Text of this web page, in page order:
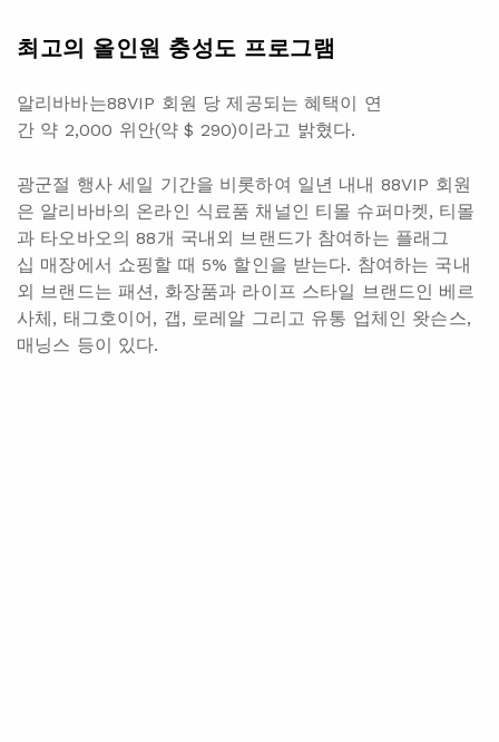
최고의 올인원 충성도 프로그램
알리바바는88VIP 회원 당 제공되는 혜택이 연
간 약 2,000 위안(약 $ 290)이라고 밝혔다.
광군절 행사 세일 기간을 비롯하여 일년 내내 88VIP 회원
은 알리바바의 온라인 식료품 채널인 티몰 슈퍼마켓, 티몰
과 타오바오의 88개 국내외 브랜드가 참여하는 플래그
십 매장에서 쇼핑할 때 5% 할인을 받는다. 참여하는 국내
외 브랜드는 패션, 화장품과 라이프 스타일 브랜드인 베르
사체, 태그호이어, 갭, 로레알 그리고 유통 업체인 왓슨스,
매닝스 등이 있다.